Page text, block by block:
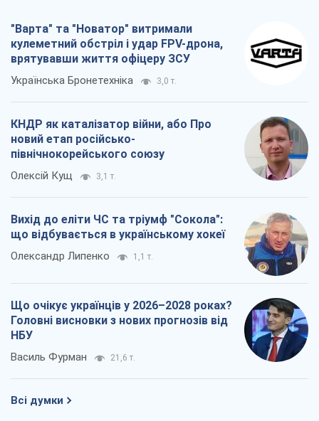
"Варта" та "Новатор" витримали
кулеметний обстріл і удар FPV-дрона,
врятувавши життя офіцеру ЗСУ
Українська Бронетехніка 3,0 т.
КНДР як каталізатор війни, або Про
новий етап російсько-
північнокорейського союзу
Олексій Кущ 3,1 т.
Вихід до еліти ЧС та тріумф "Сокола":
що відбувається в українському хокеї
Олександр Липенко 1,1 т.
Що очікує українців у 2026–2028 роках?
Головні висновки з нових прогнозів від
НБУ
Василь Фурман 21,6 т.
Всі думки